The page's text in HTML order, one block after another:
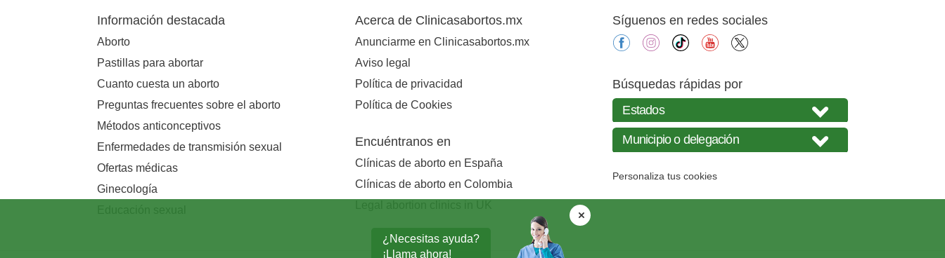
¿Necesitas ayuda?
¡Llama ahora!
Información destacada
Aborto
Pastillas para abortar
Cuanto cuesta un aborto
Preguntas frecuentes sobre el aborto
Métodos anticonceptivos
Enfermedades de transmisión sexual
Ofertas médicas
Ginecología
Acerca de Clinicasabortos.mx
Anunciarme en Clinicasabortos.mx
Aviso legal
Política de privacidad
Política de Cookies
Encuéntranos en
Clínicas de aborto en España
Clínicas de aborto en Colombia
Síguenos en redes sociales
facebookinstagram
tiktok youtube
Búsquedas rápidas por
Personaliza tus cookies